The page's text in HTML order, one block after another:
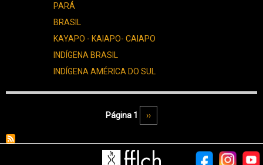
PARÁ
BRASIL
KAYAPO - KAIAPO- CAIAPO
INDÍGENA BRASIL
INDÍGENA AMÉRICA DO SUL
Página 1 Próxima página
››